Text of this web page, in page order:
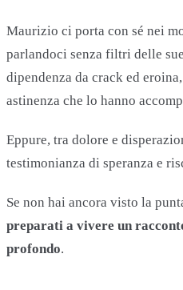
Maurizio ci porta con sé nei
parlandoci senza filtri delle
dipendenza da crack ed
astinenza che lo hanno
Eppure, tra dolore e
testimonianza di speranza e
Se non hai ancora visto la
preparati a vivere un
profondo.